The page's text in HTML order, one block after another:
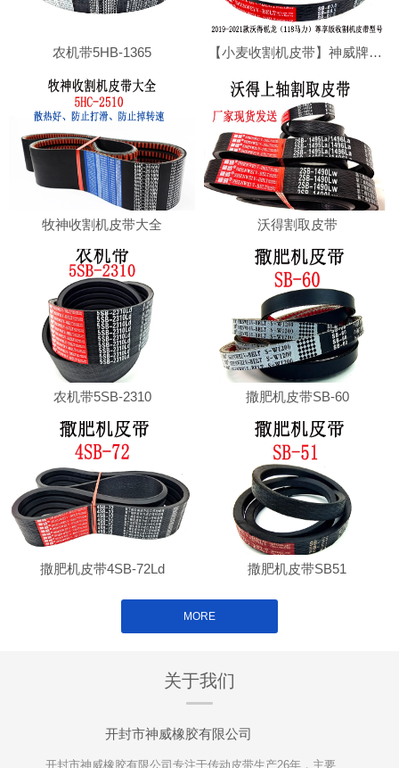
农机带5HB-1365 【小麦收割机皮带】神威牌沃得收割机专用切草皮带SB80.5耐磨损，耐高温
牧神收割机皮带大全 沃得割取皮带
农机带5SB-2310 撒肥机皮带SB-60
撒肥机皮带4SB-72Ld 撒肥机皮带SB51
MORE
关于我们
开封市神威橡胶有限公司
开封市神威橡胶有限公司专注于传动皮带生产26年，主要